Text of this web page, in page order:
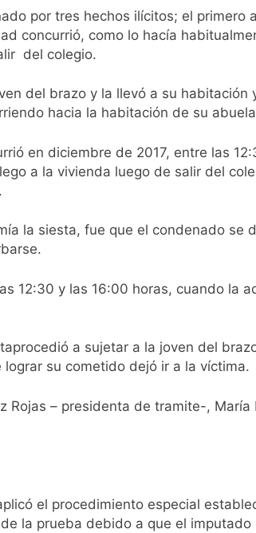
por tres hechos ilícitos; el primero
concurrió, como lo hacía
del colegio.
del brazo y la llevó a su
hacia la habitación de su
en diciembre de 2017, entre las
a la vivienda luego de salir del
la siesta, fue que el condenado se
12:30 y las 16:00 horas, cuando la
a sujetar a la joven del
su cometido dejó ir a la víctima.
Rojas – presidenta de tramite-,
el procedimiento especial
la prueba debido a que el